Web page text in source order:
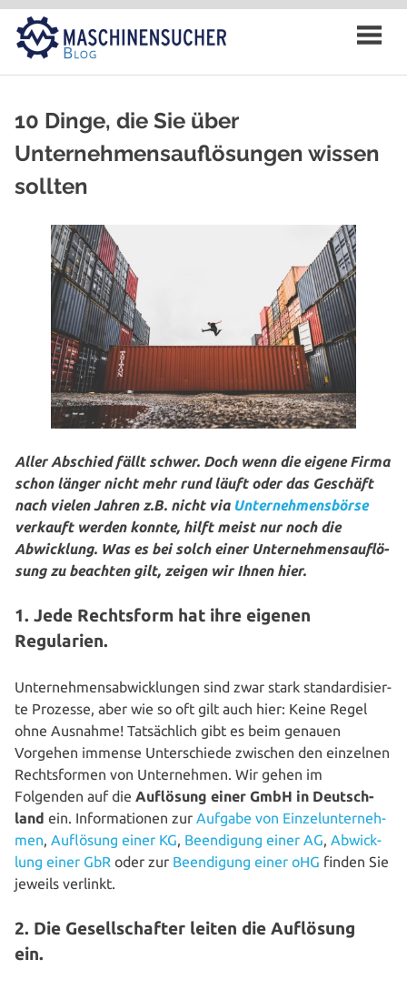
Zum
Inhalt
springen
10 Dinge, die Sie über
Unternehmensauflösungen wissen
sollten
Aller Abschied fällt schwer. Doch wenn die eigene Firma
schon länger nicht mehr rund läuft oder das Geschäft
nach vielen Jahren z.B. nicht via Unter­neh­mens­bör­se
verkauft werden konnte, hilft meist nur noch die
Abwick­lung. Was es bei solch einer Unter­neh­mens­auf­lö­
sung zu beachten gilt, zeigen wir Ihnen hier.
1. Jede Rechtsform hat ihre eigenen
Regularien.
Unter­neh­mens­ab­wick­lun­gen sind zwar stark stan­dar­di­sier­
te Prozesse, aber wie so oft gilt auch hier: Keine Regel
ohne Ausnahme! Tat­säch­lich gibt es beim genauen
Vorgehen immense Unter­schie­de zwischen den einzelnen
Rechts­for­men von Unter­neh­men. Wir gehen im
Folgenden auf die Auflösung einer GmbH in Deutsch­
land ein. Infor­ma­tio­nen zur Aufgabe von Ein­zel­un­ter­neh­
men, Auflösung einer KG, Been­di­gung einer AG, Abwick­
lung einer GbR oder zur Been­di­gung einer oHG finden Sie
jeweils verlinkt.
2. Die Gesellschafter leiten die Auflösung
ein.